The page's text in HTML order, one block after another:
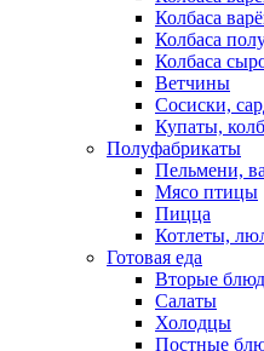
Колбаса
Колбаса
Колбаса
Ветчины
Сосиски,
Купаты,
Полуфабрикаты
Пельмени,
Мясо птицы
Пицца
Котлеты,
Готовая еда
Вторые
Салаты
Холодцы
Постные